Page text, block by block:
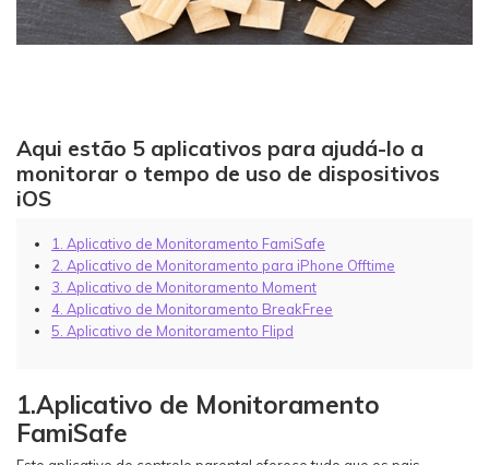
Aqui estão 5 aplicativos para ajudá-lo a
monitorar o tempo de uso de dispositivos
iOS
1. Aplicativo de Monitoramento FamiSafe
2. Aplicativo de Monitoramento para iPhone Offtime
3. Aplicativo de Monitoramento Moment
4. Aplicativo de Monitoramento BreakFree
5. Aplicativo de Monitoramento Flipd
1.Aplicativo de Monitoramento
FamiSafe